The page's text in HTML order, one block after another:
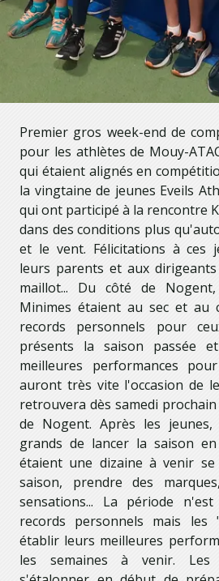
Premier gros week-end de
pour les athlètes de Mouy-
qui étaient alignés en
la vingtaine de jeunes Eveils
qui ont participé à la rencontre
dans des conditions plus
et le vent. Félicitations à ces
leurs parents et aux
maillot... Du côté de
Minimes étaient au sec et au
records personnels pour
présents la saison passée
meilleures performances
auront très vite l'occasion de
retrouvera dès samedi
de Nogent. Après les
grands de lancer la saison
étaient une dizaine à venir
saison, prendre des
sensations... La période
records personnels mais
établir leurs meilleures
les semaines à venir.